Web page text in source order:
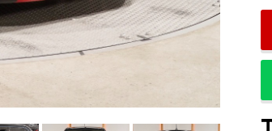
プライバシーポリシー
サイトマップ
21,934 円
19,100 円
1回目